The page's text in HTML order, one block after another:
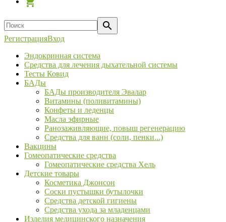
РегистрацияВход
Эндокринная система
Средства для лечения дыхательной системы
Тесты Ковид
БАДы
БАДы производителя Эвалар
Витамины (поливитамины)
Конфеты и леденцы
Масла эфирные
Ранозаживляющие, повыш регенерацию
Средства для ванн (соли, пенки...)
Вакцины
Гомеопатические средства
Гомеопатические средства Хель
Детские товары
Косметика Джонсон
Соски пустышки бутылочки
Средства детской гигиены
Средства ухода за младенцами
Изделия медицинского назначения